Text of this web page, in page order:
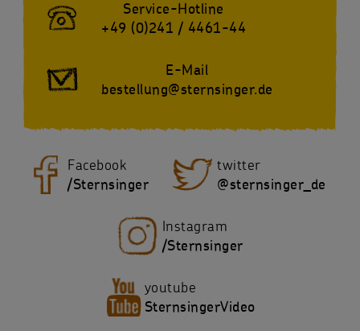
Service-Hotline
+49 (0)241 / 4461-44
E-Mail
bestellung@sternsinger.de
Facebook
/Sternsinger
twitter
@sternsinger_de
Instagram
/Sternsinger
youtube
SternsingerVideo